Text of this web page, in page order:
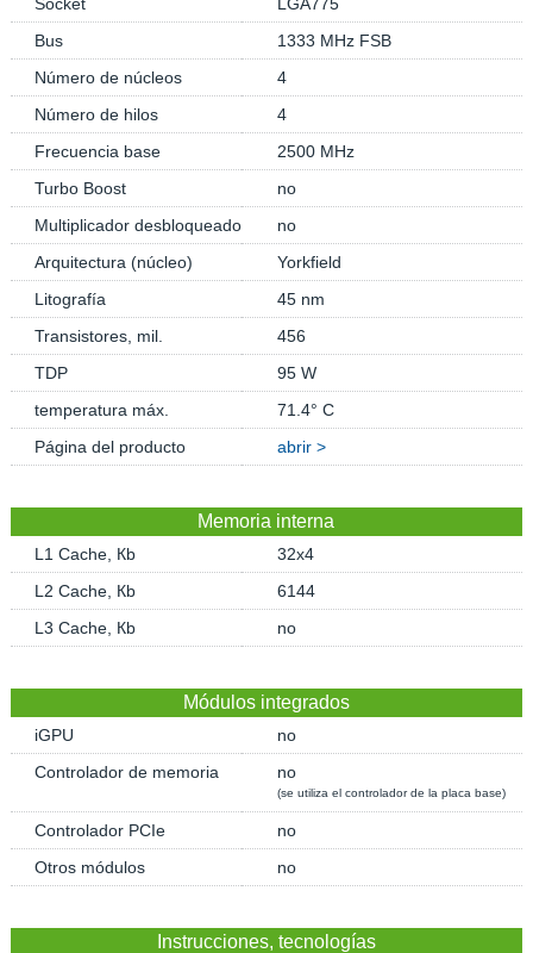
Bus
1333 MHz FSB
Número de núcleos
4
Número de hilos
4
Frecuencia base
2500 MHz
Turbo Boost
no
Multiplicador desbloqueado
no
Arquitectura (núcleo)
Yorkfield
Litografía
45 nm
Transistores, mil.
456
TDP
95 W
temperatura máx.
71.4° C
Página del producto
abrir >
Memoria interna
L1 Cache, Кb
32x4
L2 Cache, Кb
6144
L3 Cache, Кb
no
Módulos integrados
iGPU
no
Controlador de memoria
no
(se utiliza el controlador de la placa base)
Controlador PCIe
no
Otros módulos
no
Instrucciones, tecnologías